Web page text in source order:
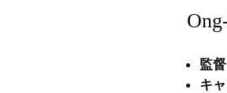
監督
キ